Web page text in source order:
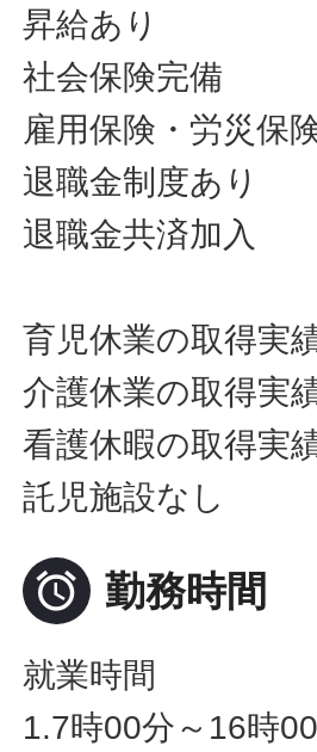
昇給あり
社会保険完備
雇用保険・労災保
退職金制度あり
退職金共済加入
育児休業の取得実
介護休業の取得実
看護休暇の取得実
託児施設なし
 勤務時間
就業時間
1.7時00分～16時